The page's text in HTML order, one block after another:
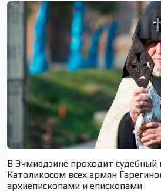
В Эчмиадзине проходит судебный
Католикосом всех армян
архиепископами и епископами